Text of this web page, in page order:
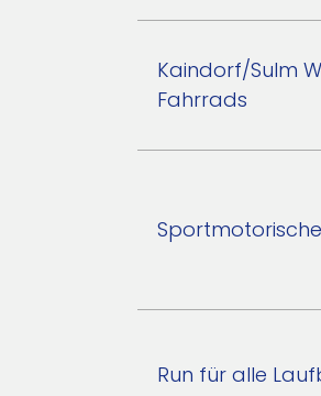
Kaindorf/Sulm
Fahrrads
Run für alle